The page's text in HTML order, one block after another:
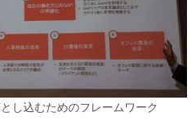
し込むためのフレームワーク